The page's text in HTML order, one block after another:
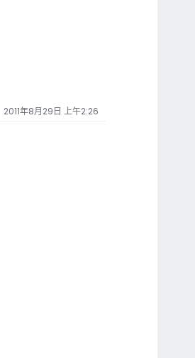
2011年8月29日 上午2:26